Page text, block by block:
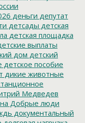
деньги депутат
детсады детская
детская площадка
выплаты
дом детский
детское пособие
дикие животные
Медведев
Добрые люди
документальный